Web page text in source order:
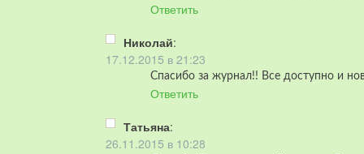
Ответить
Николай:
17.12.2015 в 21:23
Спасибо за журнал!! Все доступно и
Ответить
Татьяна:
26.11.2015 в 10:28